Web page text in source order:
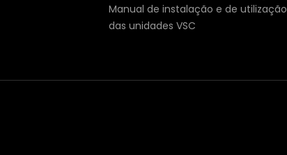
Manual de instalação e de utilização
das unidades VSC